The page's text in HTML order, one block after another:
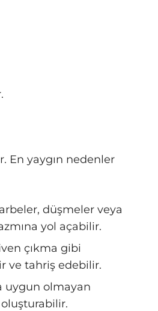
En yaygın nedenler
düşmeler veya
yol açabilir.
çıkma gibi
ve tahriş edebilir.
uygun olmayan